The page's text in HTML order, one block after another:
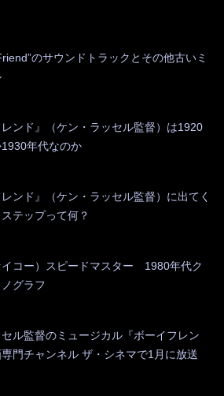
のサウンドトラックとその他古いミ
レンド』（ケン・ラッセル監督）は1920
年代なのか
レンド』（ケン・ラッセル監督）に出てく
テップって何？
イコー）スピードマスター 1980年代ク
グラフ
ル監督のミュージカル『ボーイフレン
専門チャンネル ザ・シネマで1月に放送